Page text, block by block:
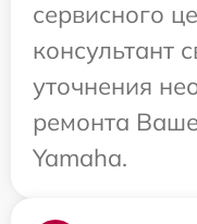
сервисного
консультант
уточнения
ремонта
Yamaha.